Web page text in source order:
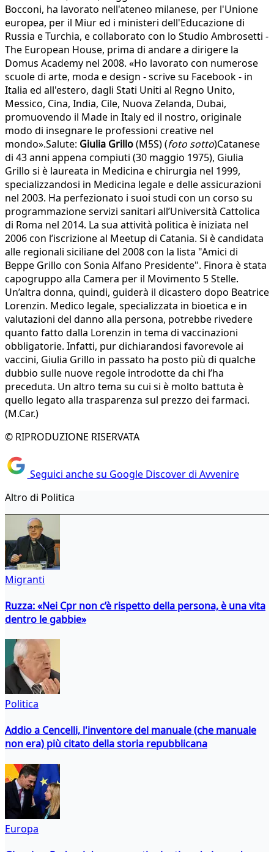
Bocconi, ha lavorato nell'ateneo milanese, per l'Unione
europea, per il Miur ed i ministeri dell'Educazione di
Russia e Turchia, e collaborato con lo Studio Ambrosetti -
The European House, prima di andare a dirigere la
Domus Academy nel 2008. «Ho lavorato con numerose
scuole di arte, moda e design - scrive su Facebook - in
Italia ed all'estero, dagli Stati Uniti al Regno Unito,
Messico, Cina, India, Cile, Nuova Zelanda, Dubai,
promuovendo il Made in Italy ed il nostro, originale
modo di insegnare le professioni creative nel
mondo».Salute: Giulia Grillo(M5S) (foto sotto)Catanese
di 43 anni appena compiuti (30 maggio 1975), Giulia
Grillo si è laureata in Medicina e chirurgia nel 1999,
specializzandosi in Medicina legale e delle assicurazioni
nel 2003. Ha perfezionato i suoi studi con un corso su
programmazione servizi sanitari all’Università Cattolica
di Roma nel 2014. La sua attività politica è iniziata nel
2006 con l’iscrizione al Meetup di Catania. Si è candidata
alle regionali siciliane del 2008 con la lista "Amici di
Beppe Grillo con Sonia Alfano Presidente". Finora è stata
capogruppo alla Camera per il Movimento 5 Stelle.
Un’altra donna, quindi, guiderà il dicastero dopo Beatrice
Lorenzin. Medico legale, specializzata in bioetica e in
valutazioni del danno alla persona, potrebbe rivedere
quanto fatto dalla Lorenzin in tema di vaccinazioni
obbligatorie. Infatti, pur dichiarandosi favorevole ai
vaccini, Giulia Grillo in passato ha posto più di qualche
dubbio sulle nuove regole introdotte da chi l’ha
preceduta. Un altro tema su cui si è molto battuta è
quello legato alla trasparenza sul prezzo dei farmaci.
(M.Car.)
© RIPRODUZIONE RISERVATA
Seguici anche su Google Discover di Avvenire
Altro di Politica
Migranti
Ruzza: «Nei Cpr non c’è rispetto della persona, è una vita
dentro le gabbie»
Politica
Addio a Cencelli, l'inventore del manuale (che manuale
non era) più citato della storia repubblicana
Europa